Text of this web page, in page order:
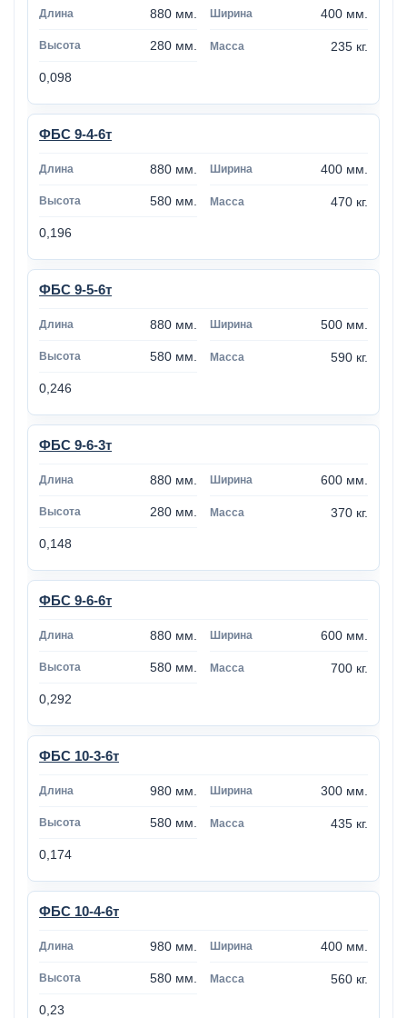
880 мм. 400 мм.
280 мм. 235 кг.
0,098
ФБС 9-4-6т
880 мм. 400 мм.
580 мм. 470 кг.
0,196
ФБС 9-5-6т
880 мм. 500 мм.
580 мм. 590 кг.
0,246
ФБС 9-6-3т
880 мм. 600 мм.
280 мм. 370 кг.
0,148
ФБС 9-6-6т
880 мм. 600 мм.
580 мм. 700 кг.
0,292
ФБС 10-3-6т
980 мм. 300 мм.
580 мм. 435 кг.
0,174
ФБС 10-4-6т
980 мм. 400 мм.
580 мм. 560 кг.
0,23